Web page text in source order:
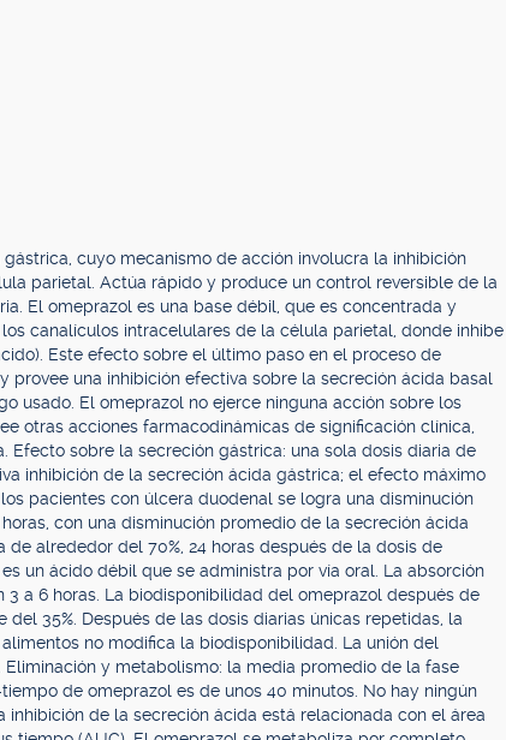
cuyo mecanismo de acción involucra la inhibición
parietal. Actúa rápido y produce un control reversible de la
El omeprazol es una base débil, que es concentrada y
canalículos intracelulares de la célula parietal, donde inhibe
Este efecto sobre el último paso en el proceso de
una inhibición efectiva sobre la secreción ácida basal
usado. El omeprazol no ejerce ninguna acción sobre los
otras acciones farmacodinámicas de significación clínica,
Efecto sobre la secreción gástrica: una sola dosis diaria de
inhibición de la secreción ácida gástrica; el efecto máximo
pacientes con úlcera duodenal se logra una disminución
con una disminución promedio de la secreción ácida
alrededor del 70%, 24 horas después de la dosis de
un ácido débil que se administra por vía oral. La absorción
a 6 horas. La biodisponibilidad del omeprazol después de
35%. Después de las dosis diarias únicas repetidas, la
no modifica la biodisponibilidad. La unión del
y metabolismo: la media promedio de la fase
de omeprazol es de unos 40 minutos. No hay ningún
de la secreción ácida está relacionada con el área